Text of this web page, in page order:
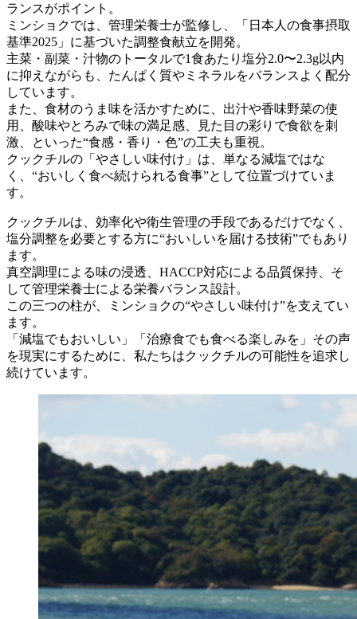
ランスがポイント。
ミンショクでは、管理栄養士が監修し、「日本人の食事摂取
基準2025」に基づいた調整食献立を開発。
主菜・副菜・汁物のトータルで1食あたり塩分2.0〜2.3g以内
に抑えながらも、たんぱく質やミネラルをバランスよく配分
しています。
また、食材のうま味を活かすために、出汁や香味野菜の使
用、酸味やとろみで味の満足感、見た目の彩りで食欲を刺
激、といった“食感・香り・色”の工夫も重視。
クックチルの「やさしい味付け」は、単なる減塩ではな
く、“おいしく食べ続けられる食事”として位置づけていま
す。
クックチルは、効率化や衛生管理の手段であるだけでなく、
塩分調整を必要とする方に“おいしいを届ける技術”でもあり
ます。
真空調理による味の浸透、HACCP対応による品質保持、そ
して管理栄養士による栄養バランス設計。
この三つの柱が、ミンショクの“やさしい味付け”を支えてい
ます。
「減塩でもおいしい」「治療食でも食べる楽しみを」その声
を現実にするために、私たちはクックチルの可能性を追求し
続けています。